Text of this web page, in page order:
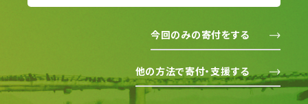
今回のみの寄付をする
他の方法で寄付・支援する